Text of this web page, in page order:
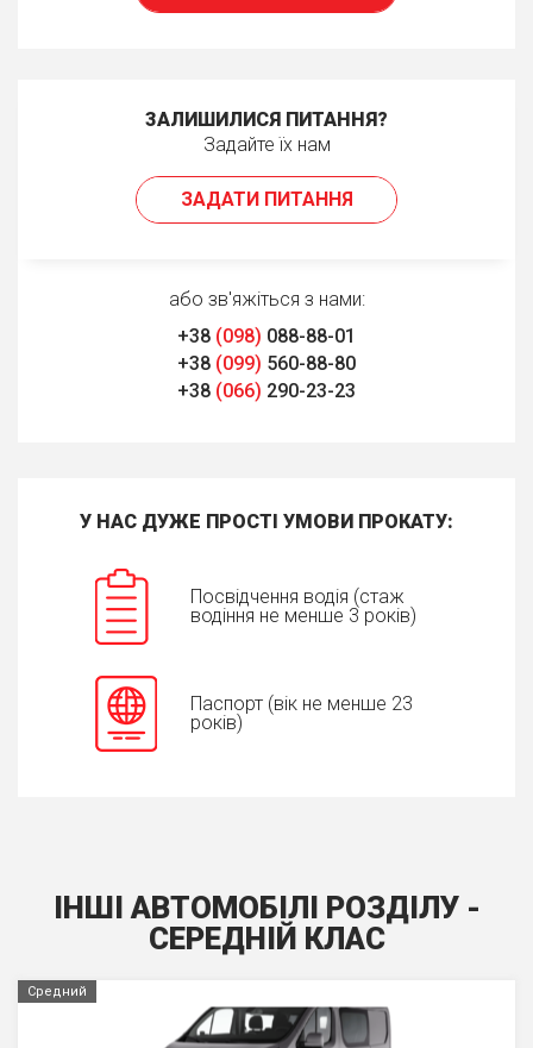
ЗАЛИШИЛИСЯ ПИТАННЯ?
Задайте їх нам
ЗАДАТИ ПИТАННЯ
або зв'яжіться з нами:
+38 (098) 088-88-01
+38 (099) 560-88-80
+38 (066) 290-23-23
У НАС ДУЖЕ ПРОСТІ УМОВИ ПРОКАТУ:
Посвідчення водія (стаж
водіння не менше 3 років)
Паспорт (вік не менше 23
років)
ІНШІ АВТОМОБІЛІ РОЗДІЛУ -
СЕРЕДНIЙ КЛАС
Средний